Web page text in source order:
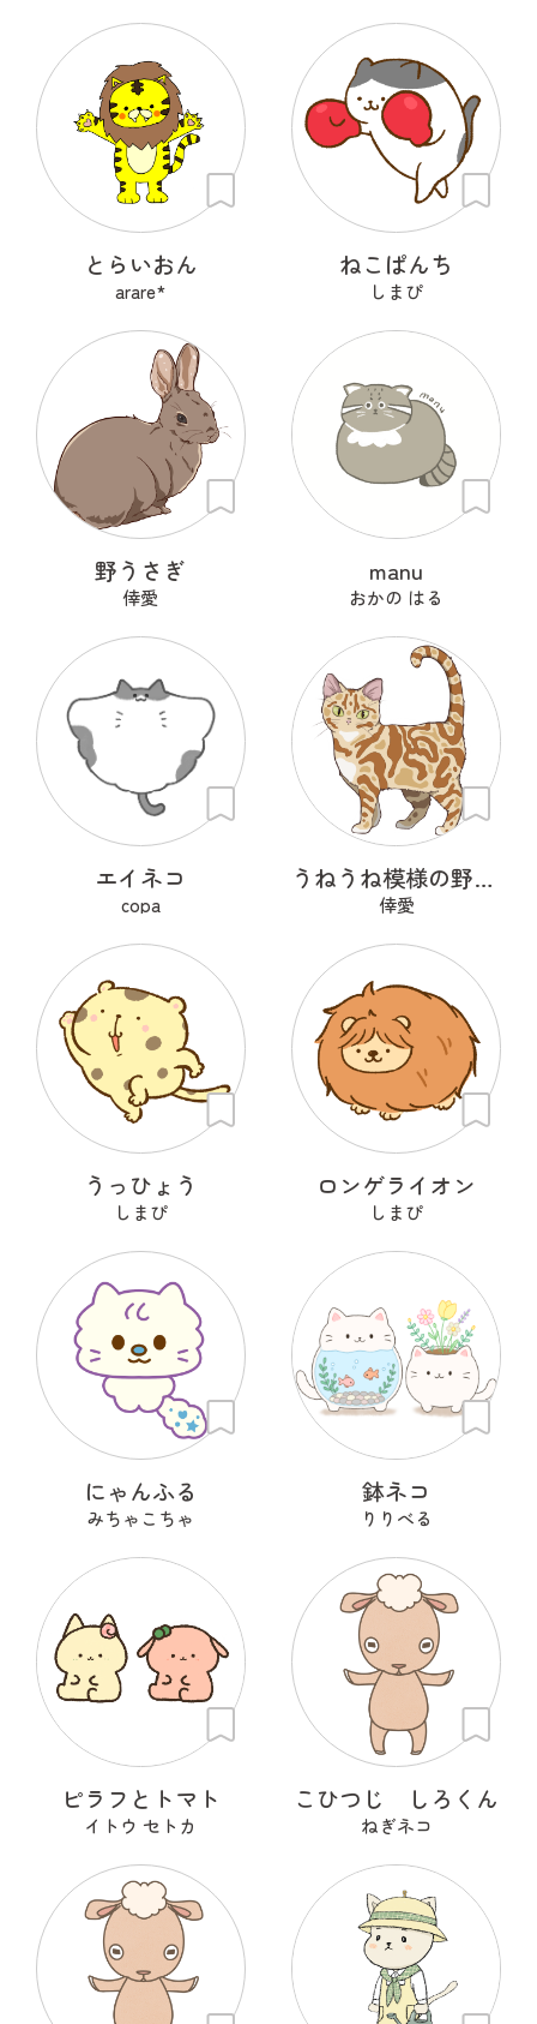
とらいおん
arare*
ねこぱんち
しまぴ
野うさぎ
倖愛
manu
おかの はる
エイネコ
copa
うねうね模様の野良猫
倖愛
うっひょう
しまぴ
ロンゲライオン
しまぴ
にゃんふる
みちゃこちゃ
鉢ネコ
りりべる
ピラフとトマト
イトウ セトカ
こひつじ しろくん
ねぎネコ